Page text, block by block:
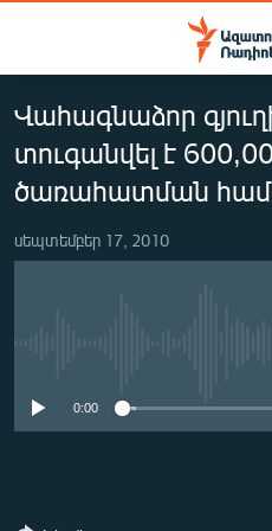
Մատչելիության
հիմնական
բովանդակությանը
հիմնական
մենյուին
Որոնում
ԱԶԱՏՈՒԹՅՈՒՆ TV
ՀԱՅԱՍՏԱՆ
ՔԱՂԱՔԱԿԱՆ
ԸՆՏՐՈՒԹՅՈՒՆՆԵՐ 2026
ՂԱՐԱԲԱՂ
Վահագնաձոր
տուգանվել է
ծառահատման
սեպտեմբեր 17, 2010
0:00